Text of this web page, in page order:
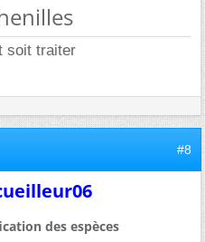
soit traiter
#8
des espèces